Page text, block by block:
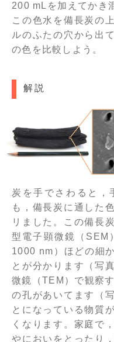
200 mLを加えてかき
この色水を備長炭の
ルのふたの穴から出
の色を比較しよう。
解説
炭を手でさわると，
も，備長炭に通した
リました。この備長
型電子顕微鏡（SEM
1000 nm）ほどの細
とが分かります（写
微鏡（TEM）で観察
の孔があいてます（
とになっている物質
くなります。家庭で
やにおいをとったり